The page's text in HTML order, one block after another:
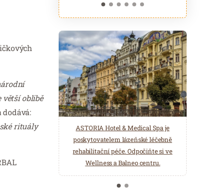
větší oblibě
rituály
ASTORIA Hotel & Medical Spa je
poskytovatelem lázeňské léčebně
rehabilitační péče. Odpočiňte si ve
Wellness a Balneo centru.
Belgická značka Aromen nabízí
přírodní produkty pro wellness a
saunová centra. Éterické oleje,
hydroláty, esence pro parní lázně…